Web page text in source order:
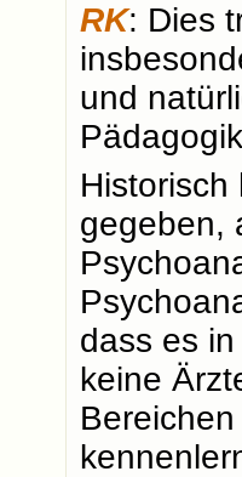
RK: Dies
und
gegeben,
dass es
keine